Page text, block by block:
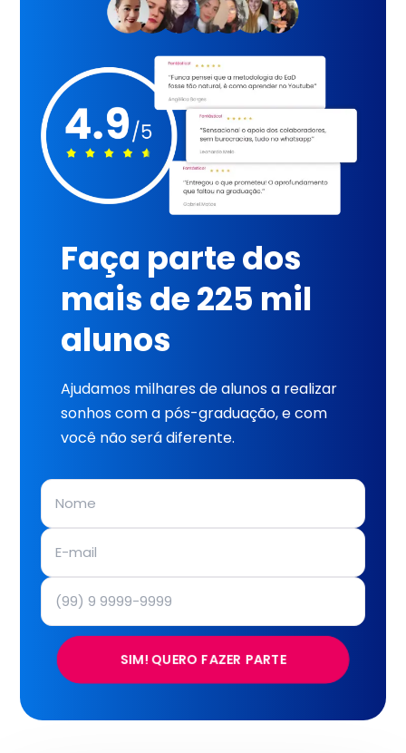
Faça parte dos
mais de 225 mil
alunos
Ajudamos milhares de alunos a realizar
sonhos com a pós-graduação, e com
você não será diferente.
SIM! QUERO FAZER PARTE